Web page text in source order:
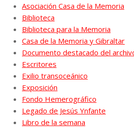
Asociación Casa de la Memoria
Biblioteca
Biblioteca para la Memoria
Casa de la Memoria y Gibraltar
Documento destacado del
Escritores
Exilio transoceánico
Exposición
Fondo Hemerográfico
Legado de Jesús Ynfante
Libro de la semana